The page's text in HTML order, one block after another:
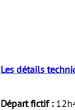
Les détails
Départ fictif :